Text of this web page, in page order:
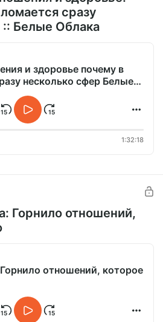
сразу
Белые Облака
несколько сфер Белые
1:32:18
Горнило отношений,
отношений, которое